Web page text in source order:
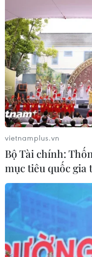
TIN CÙNG
vietnamplus.vn
Bộ Tài chính:
mục tiêu quốc